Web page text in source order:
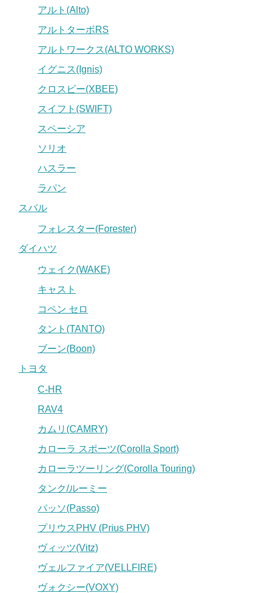
アルト(Alto)
アルトターボRS
アルトワークス(ALTO WORKS)
イグニス(Ignis)
クロスビー(XBEE)
スイフト(SWIFT)
スペーシア
ソリオ
ハスラー
ラパン
スバル
フォレスター(Forester)
ダイハツ
ウェイク(WAKE)
キャスト
コペン セロ
タント(TANTO)
ブーン(Boon)
トヨタ
C-HR
RAV4
カムリ(CAMRY)
カローラ スポーツ(Corolla Sport)
カローラツーリング(Corolla Touring)
タンク/ルーミー
パッソ(Passo)
プリウスPHV (Prius PHV)
ヴィッツ(Vitz)
ヴェルファイア(VELLFIRE)
ヴォクシー(VOXY)